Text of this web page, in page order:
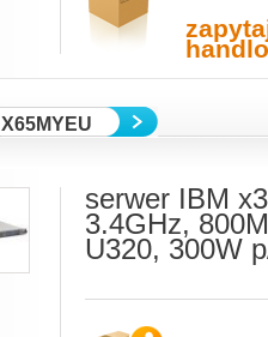
X65MYEU
serwer IBM
3.4GHz,
U320, 300W